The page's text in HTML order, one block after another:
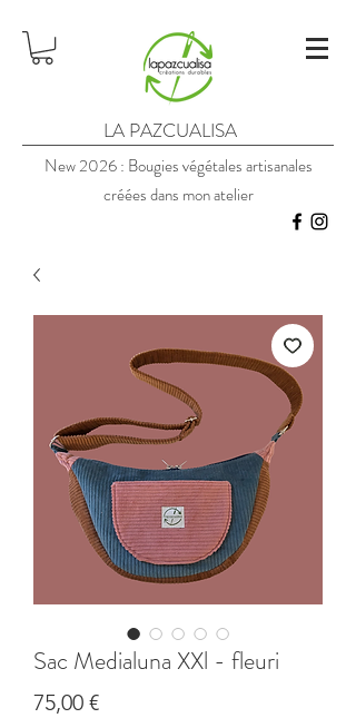
LA PAZCUALISA
New 2026 : Bougies végétales artisanales
créées dans mon atelier
Sac Medialuna XXl - fleuri
75,00 €Prix